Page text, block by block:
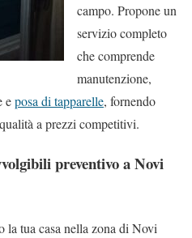
campo. Propone un
servizio completo
che comprende
manutenzione,
eposa di tapparelle, fornendo
a prezzi competitivi.
preventivo a Novi
la tua casa nella zona di Novi